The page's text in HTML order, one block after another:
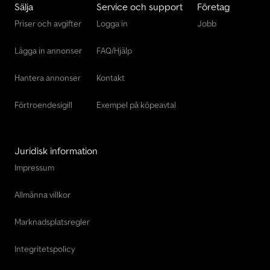
Sälja
Priser och avgifter
Lägga in annonser
Hantera annonser
Förtroendesigill
Service och support
Logga in
FAQ/Hjälp
Kontakt
Exempel på köpeavtal
Företag
Jobb
Juridisk information
Impressum
Allmänna villkor
Marknadsplatsregler
Integritetspolicy